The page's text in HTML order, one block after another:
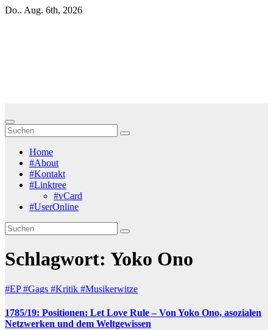
Zum
Do.. Aug. 6th, 2026
Home
#About
#Kontakt
#Linktree
#vCard
#UserOnline
Schlagwort: Yoko Ono
#EP#Gags #Kritik #Musikerwitze
1785/19: Positionen: Let Love Rule – Von Yoko Ono, asozialen
Netzwerken und dem Weltgewissen